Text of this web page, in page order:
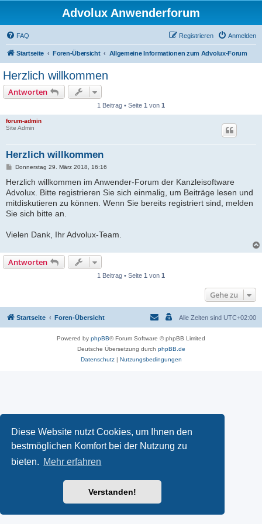
Diese Website nutzt Cookies, um Ihnen den
bestmöglichen Komfort bei der Nutzung zu
bieten. Mehr erfahren
Verstanden!
Advolux Anwenderforum
FAQ Anmelden
Registrieren
Startseite Foren-Übersicht Allgemeine Informationen zum Advolux-Forum
Herzlich willkommen
Antworten
1 Beitrag • Seite 1 von 1
forum-admin
Site Admin
Herzlich willkommen
B
i
r
a
Donnerstag 29. März 2018, 16:16
Herzlich willkommen im Anwender-Forum der Kanzleisoftware
Advolux. Bitte registrieren Sie sich einmalig, um Beiträge lesen und
mitdiskutieren zu können. Wenn Sie bereits registriert sind, melden
Sie sich bitte an.
Vielen Dank, Ihr Advolux-Team.
Antworten
1 Beitrag • Seite 1 von 1
Gehe zu
Startseite Foren-Übersicht Alle Zeiten sind UTC+02:00
Powered by phpBB® Forum Software © phpBB Limited
Deutsche Übersetzung durch phpBB.de
Datenschutz| Nutzungsbedingungen